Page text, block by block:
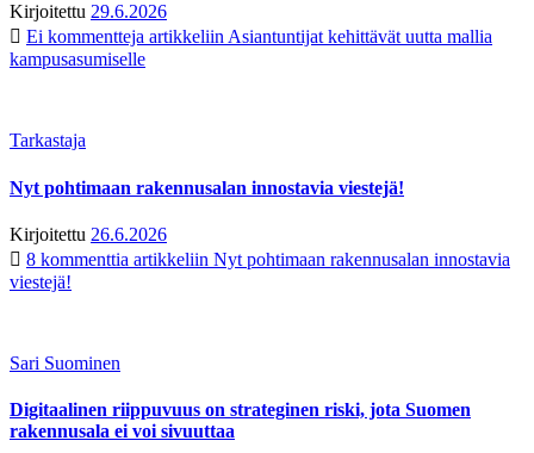
Kirjoitettu 29.6.2026
Ei kommentteja artikkeliin Asiantuntijat kehittävät uutta mallia
kampusasumiselle
Tarkastaja
Nyt pohtimaan rakennusalan innostavia viestejä!
Kirjoitettu 26.6.2026
8 kommenttia artikkeliin Nyt pohtimaan rakennusalan innostavia
viestejä!
Sari Suominen
Digitaalinen riippuvuus on strateginen riski, jota Suomen
rakennusala ei voi sivuuttaa